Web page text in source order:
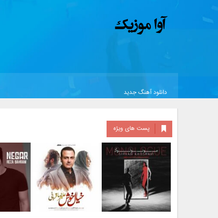
دانلود آهنگ جدید
پست های ویژه